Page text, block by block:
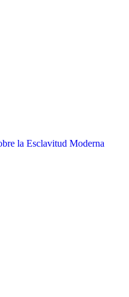
la Esclavitud Moderna